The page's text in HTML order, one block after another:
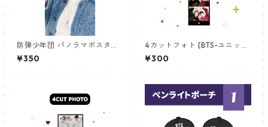
防弾少年団 パノラマポスター
(BTS Poster) 700*330mm
【アールエム RM-14】
¥350
4カットフォト [BTS-ユニット
01] 4CUT PHOTO BTS- UNI
T 01
¥300